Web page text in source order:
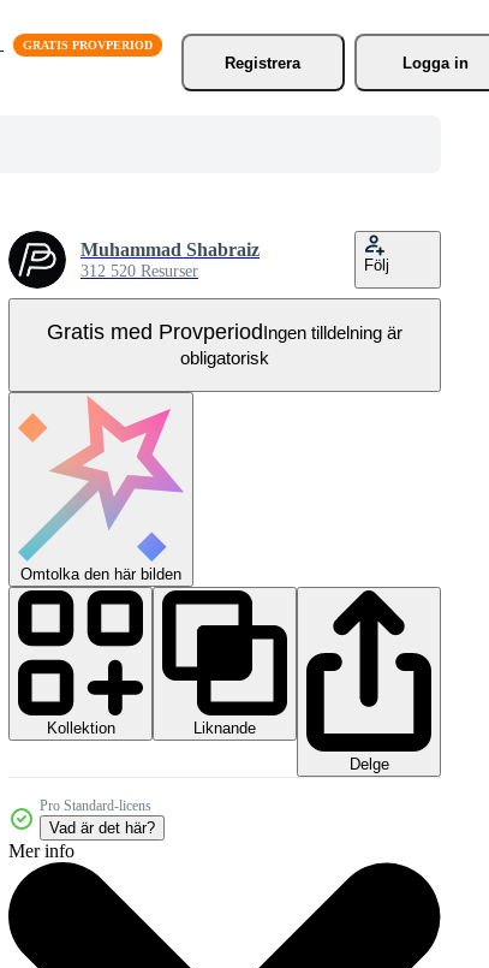
Registrera
Logga in
Muhammad Shabraiz
312 520 Resurser Följ
Gratis med ProvperiodIngen tilldelning är
obligatorisk
Omtolka den här bilden
Kollektion
Liknande
Delge
Pro Standard-licens
Vad är det här?
Mer info